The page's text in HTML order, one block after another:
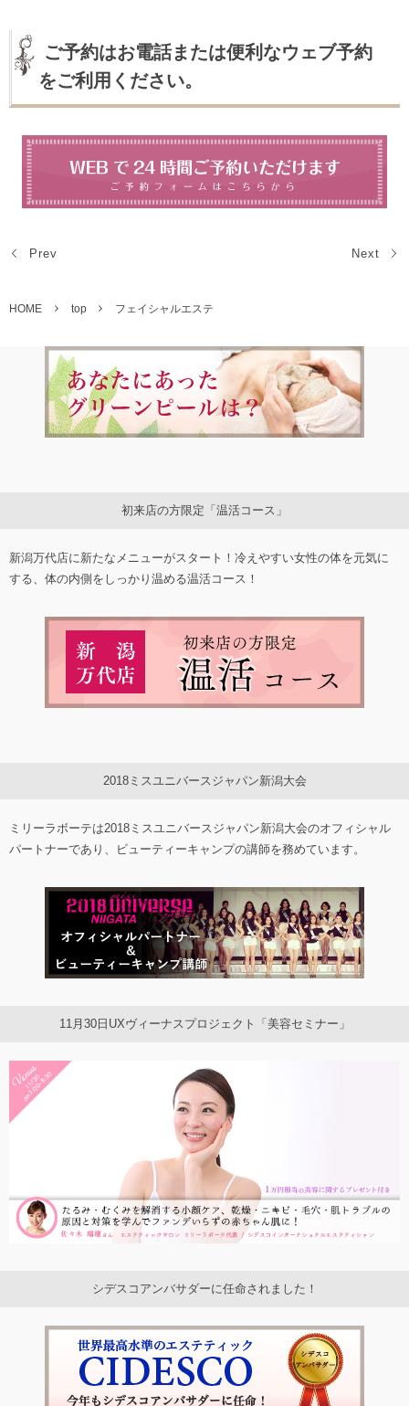
ご予約はお電話または便利なウェブ予約
をご利用ください。
Prev Next
HOME top フェイシャルエステ
初来店の方限定「温活コース」
新潟万代店に新たなメニューがスタート！冷えやすい女性の体を元気に
する、体の内側をしっかり温める温活コース！
2018ミスユニバースジャパン新潟大会
ミリーラボーテは2018ミスユニバースジャパン新潟大会のオフィシャル
パートナーであり、ビューティーキャンプの講師を務めています。
11月30日UXヴィーナスプロジェクト「美容セミナー」
シデスコアンバサダーに任命されました！